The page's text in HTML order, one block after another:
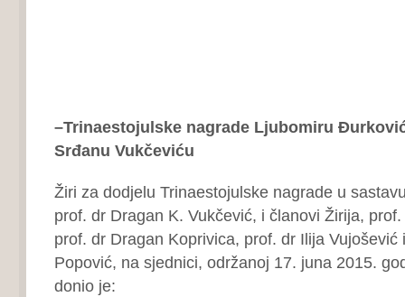
–Trinaestojulske nagrade Ljubomiru
Srđanu Vukčeviću
Žiri za dodjelu Trinaestojulske nagrade u
prof. dr Dragan K. Vukčević, i članovi Žirija,
prof. dr Dragan Koprivica, prof. dr Ilija Vujošević
Popović, na sjednici, održanoj 17. juna 2015.
donio je: